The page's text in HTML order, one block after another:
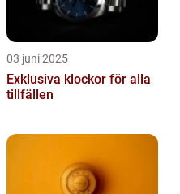
03 juni 2025
Exklusiva klockor för alla
tillfällen